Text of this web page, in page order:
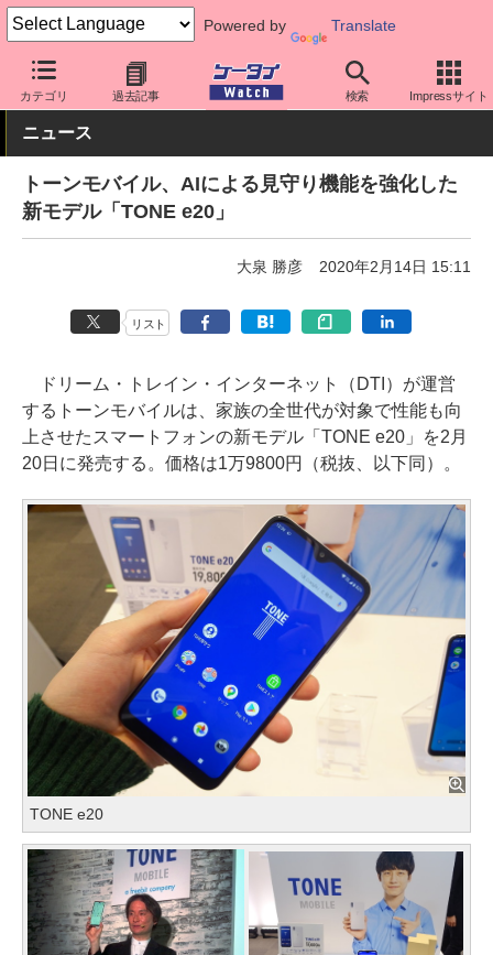
Powered by Translate
カテゴリ 過去記事 検索 Impressサイト
ケータイ Watch 格安スマホ/格安SIM 格安SIM/MVNO その他
ニュース
トーンモバイル、AIによる見守り機能を強化した
新モデル「TONE e20」
大泉 勝彦 2020年2月14日 15:11
リスト
ドリーム・トレイン・インターネット（DTI）が運営
するトーンモバイルは、家族の全世代が対象で性能も向
上させたスマートフォンの新モデル「TONE e20」を2月
20日に発売する。価格は1万9800円（税抜、以下同）。
TONE e20